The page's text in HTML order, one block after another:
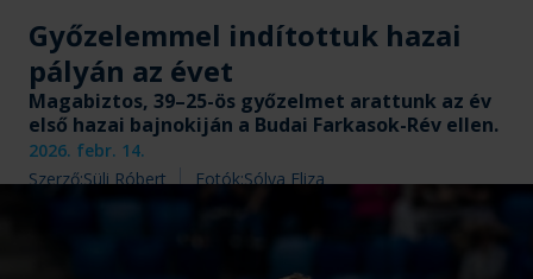
Győzelemmel indítottuk hazai
pályán az évet
Magabiztos, 39–25-ös győzelmet arattunk az év
első hazai bajnokiján a Budai Farkasok-Rév ellen.
2026. febr. 14.
Szerző:Süli Róbert Fotók:Sólya Eliza